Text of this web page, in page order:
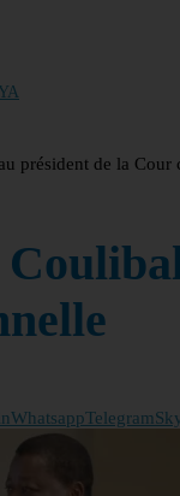
président de la Cour
WhatsappTelegram